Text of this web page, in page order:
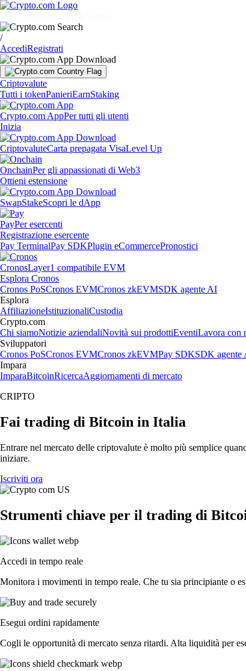
/
AccediRegistrati
Criptovalute
Tutti i tokenPanieriEarnStaking
Crypto.com AppPer tutti gli utenti
Inizia
CriptovaluteCarta prepagata VisaLevel Up
OnchainPer gli appassionati di Web3
Ottieni estensione
SwapStakeScopri le dApp
PayPer esercenti
Registrazione esercente
Pay TerminalPay SDKPlugin eCommercePronostici
CronosLayer1 compatibile EVM
Esplora Cronos
Cronos PoSCronos EVMCronos zkEVMSDK agente AI
Esplora
AffiliazioneIstituzionaliCustodia
Crypto.com
Chi siamoNotizie aziendaliNovità sui prodottiEventiLavora con
Sviluppatori
Cronos PoSCronos EVMCronos zkEVMPay SDKSDK agente
Impara
ImparaBitcoinRicercaAggiornamenti di mercato
CRIPTO
Fai trading di Bitcoin in Italia
Entrare nel mercato delle criptovalute è molto più semplice
iniziare.
Iscriviti ora
Strumenti chiave per il trading di
Accedi in tempo reale
Monitora i movimenti in tempo reale. Che tu sia principiante o
Esegui ordini rapidamente
Cogli le opportunità di mercato senza ritardi. Alta liquidità per